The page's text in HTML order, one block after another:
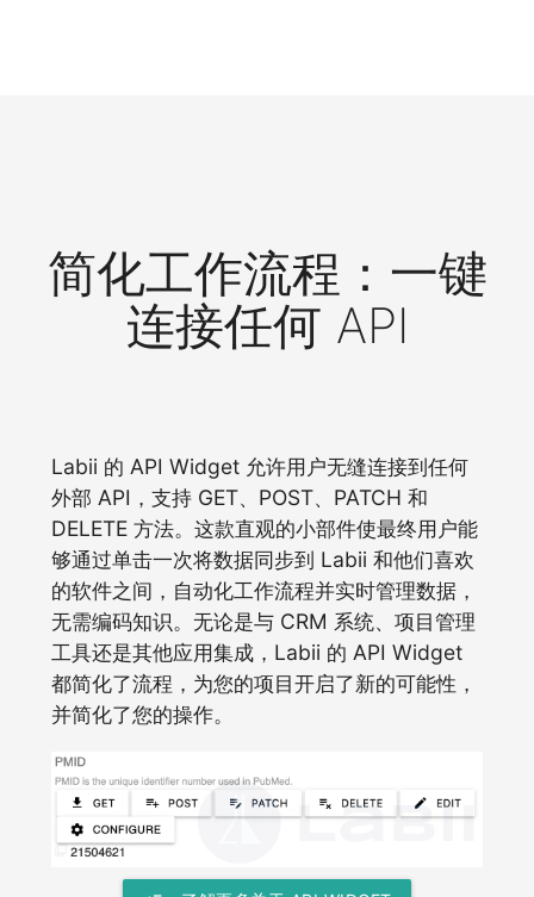
简化工作流程：一键
连接任何 API
Labii 的 API Widget 允许用户无缝连接到任何
外部 API，支持 GET、POST、PATCH 和
DELETE 方法。这款直观的小部件使最终用户能
够通过单击一次将数据同步到 Labii 和他们喜欢
的软件之间，自动化工作流程并实时管理数据，
无需编码知识。无论是与 CRM 系统、项目管理
工具还是其他应用集成，Labii 的 API Widget
都简化了流程，为您的项目开启了新的可能性，
并简化了您的操作。